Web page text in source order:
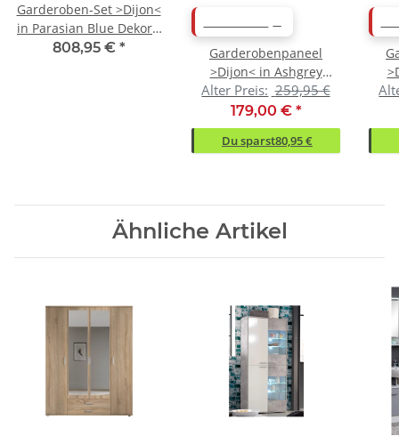
Garderoben-Set >Dijon<
in Parasian Blue Dekor -
193x201x38 (BxHxT)
808,95 € *
Garderobenpaneel
>Dijon< in Ashgrey
Dekor, MDF, Spannplatte
- 48x188x30 (BxHxT)
Alter Preis: 259,95 €
179,00 € *
Du sparst80,95 €
Ähnliche Artikel